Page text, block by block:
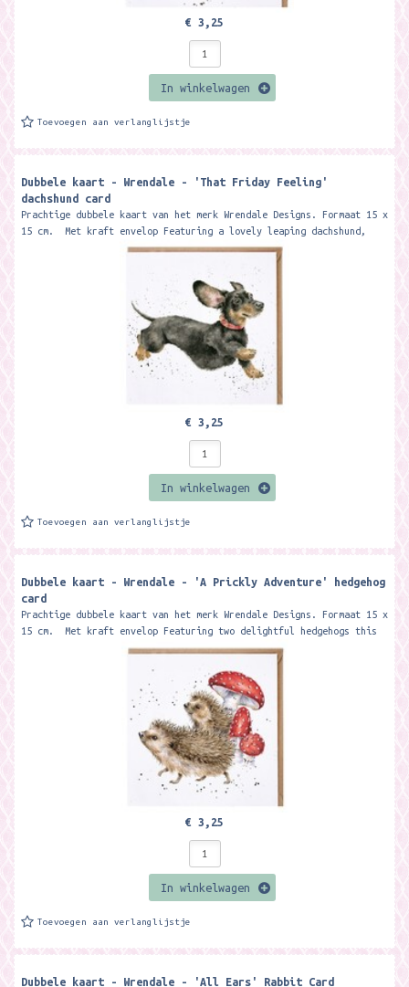
€ 3,25
In winkelwagen
Toevoegen aan verlanglijstje
Dubbele kaart - Wrendale - 'That Friday Feeling'
dachshund card ​
Prachtige dubbele kaart van het merk Wrendale Designs. Formaat 15 x
15 cm. Met kraft envelop Featuring a lovely leaping dachshund,
€ 3,25
In winkelwagen
Toevoegen aan verlanglijstje
Dubbele kaart - Wrendale - 'A Prickly Adventure' hedgehog
card
Prachtige dubbele kaart van het merk Wrendale Designs. Formaat 15 x
15 cm. Met kraft envelop Featuring two delightful hedgehogs this
€ 3,25
In winkelwagen
Toevoegen aan verlanglijstje
Dubbele kaart - Wrendale - 'All Ears' Rabbit Card